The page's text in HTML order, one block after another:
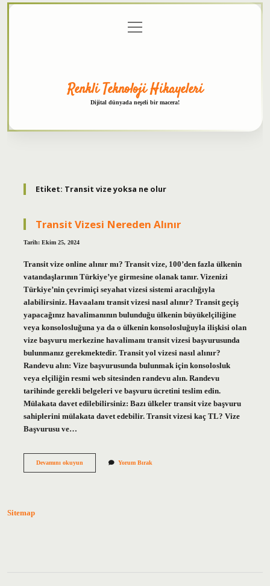
menüyü
aç
Renkli Teknoloji Hikayeleri
Dijital dünyada neşeli bir macera!
Etiket: Transit vize yoksa ne olur
Transit Vizesi Nereden Alınır
Tarih: Ekim 25, 2024
Transit vize online alınır mı? Transit vize, 100’den fazla ülkenin
vatandaşlarının Türkiye’ye girmesine olanak tanır. Vizenizi
Türkiye’nin çevrimiçi seyahat vizesi sistemi aracılığıyla
alabilirsiniz. Havaalanı transit vizesi nasıl alınır? Transit geçiş
yapacağınız havalimanının bulunduğu ülkenin büyükelçiliğine
veya konsolosluğuna ya da o ülkenin konsolosluğuyla ilişkisi olan
vize başvuru merkezine havalimanı transit vizesi başvurusunda
bulunmanız gerekmektedir. Transit yol vizesi nasıl alınır?
Randevu alın: Vize başvurusunda bulunmak için konsolosluk
veya elçiliğin resmi web sitesinden randevu alın. Randevu
tarihinde gerekli belgeleri ve başvuru ücretini teslim edin.
Mülakata davet edilebilirsiniz: Bazı ülkeler transit vize başvuru
sahiplerini mülakata davet edebilir. Transit vizesi kaç TL? Vize
Başvurusu ve…
Devamını okuyunTransit
Yorum Bırak
Sitemap